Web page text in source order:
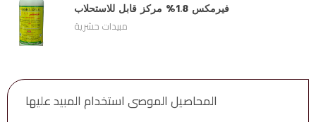
فيرمكس 1.8% مركز قابل للاستحلاب
مبيدات حشرية
المحاصيل الموصى استخدام المبيد عليها